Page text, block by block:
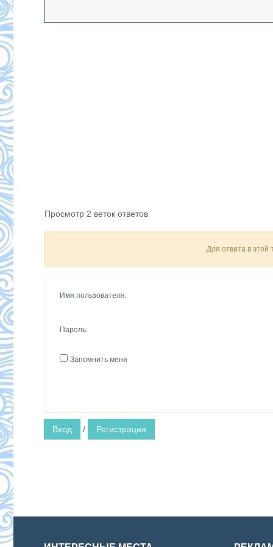
Просмотр 2 веток ответов
Для ответа в этой
Имя пользователя:
Пароль:
Запомнить меня
Вход / Регистрация